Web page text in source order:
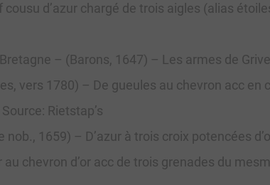
d’azur chargé de trois aigles (alias
– (Barons, 1647) – Les armes de
vers 1780) – De gueules au chevron acc en
Rietstap’s
1659) – D’azur à trois croix potencées
au chevron d’or acc de trois grenades du